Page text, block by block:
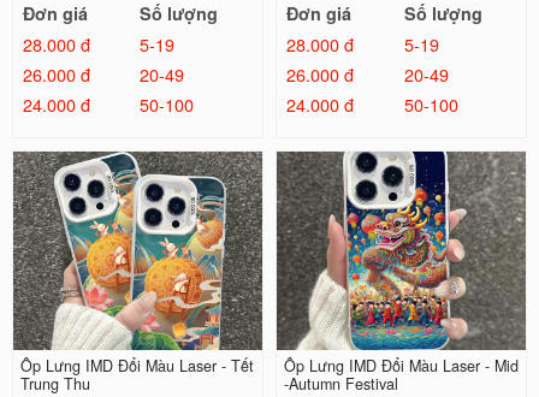
Đơn giá
Số lượng
28.000 đ
5-19
26.000 đ
20-49
24.000 đ
50-100
Đơn giá
Số lượng
28.000 đ
5-19
26.000 đ
20-49
24.000 đ
50-100
Ốp Lưng IMD Đổi Màu Laser - Tết
Trung Thu
Ốp Lưng IMD Đổi Màu Laser - Mid
-Autumn Festival